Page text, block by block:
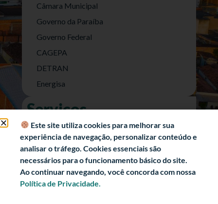
Câmara Municipal
Governo da Paraíba
Governo Federal
CAGEPA
DETRAN
Energisa
Serviços
Nota Fiscal Eletrônica
e-SIC (Acesso a Informação)
Transparência Fiscal
História
Informações Turísticas
Este site utiliza cookies para melhorar sua
experiência de navegação, personalizar conteúdo e
analisar o tráfego. Cookies essenciais são
necessários para o funcionamento básico do site.
Ao continuar navegando, você concorda com nossa
Política de Privacidade.